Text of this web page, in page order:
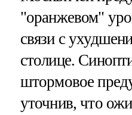
"оранжевом"
связи с
столице.
штормовое
уточнив, что